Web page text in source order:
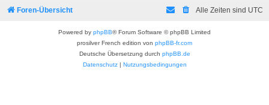
Foren-Übersicht Alle Zeiten sind UTC
Powered by phpBB® Forum Software © phpBB Limited
prosilver French edition von phpBB-fr.com
Deutsche Übersetzung durch phpBB.de
Datenschutz| Nutzungsbedingungen